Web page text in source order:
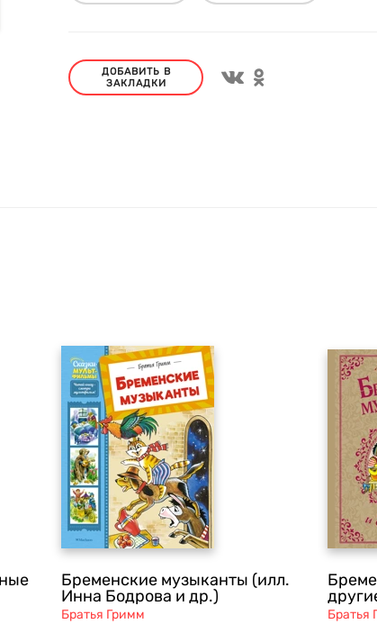
ДОБАВИТЬ В
ЗАКЛАДКИ
Бременские музыканты (илл.
Инна Бодрова и др.)
Братья Гримм
Братья